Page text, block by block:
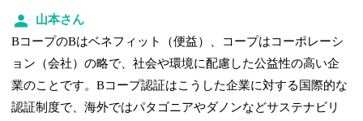
山本さん
BコープのBはベネフィット（便益）、コープはコーポレーシ
ョン（会社）の略で、社会や環境に配慮した公益性の高い企
業のことです。Bコープ認証はこうした企業に対する国際的な
認証制度で、海外ではパタゴニアやダノンなどサステナビリ